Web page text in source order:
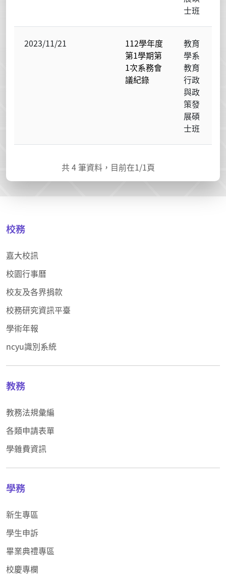
士班
2023/11/21
112學年度
第1學期第
1次系務會
議紀錄
教育
學系
教育
行政
與政
策發
展碩
士班
共4 筆資料，目前在1/1頁
校務
嘉大校訊
校園行事曆
校友及各界捐款
校務研究資訊平臺
學術年報
ncyu識別系統
教務
教務法規彙編
各類申請表單
學雜費資訊
學務
新生專區
學生申訴
畢業典禮專區
校慶專欄